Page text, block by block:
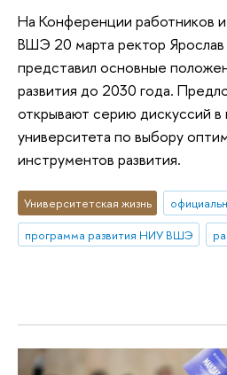
На Конференции работников
ВШЭ 20 марта ректор Ярослав
представил основные
развития до 2030 года.
открывают серию дискуссий
университета по выбору
инструментов развития.
Университетская жизнь
программа развития НИУ ВШЭ